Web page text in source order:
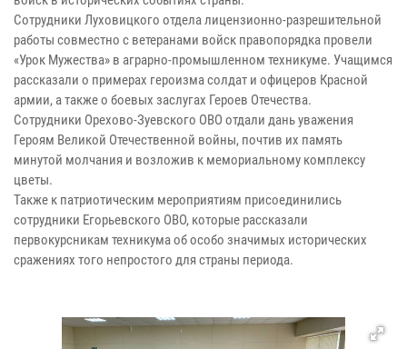
Сотрудники Луховицкого отдела лицензионно-разрешительной
работы совместно с ветеранами войск правопорядка провели
«Урок Мужества» в аграрно-промышленном техникуме. Учащимся
рассказали о примерах героизма солдат и офицеров Красной
армии, а также о боевых заслугах Героев Отечества.
Сотрудники Орехово-Зуевского ОВО отдали дань уважения
Героям Великой Отечественной войны, почтив их память
минутой молчания и возложив к мемориальному комплексу
цветы.
Также к патриотическим мероприятиям присоединились
сотрудники Егорьевского ОВО, которые рассказали
первокурсникам техникума об особо значимых исторических
сражениях того непростого для страны периода.